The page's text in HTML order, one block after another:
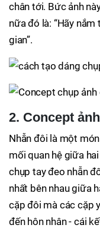
chân tới. Bức ảnh
nữa đó là: “Hãy
gian”.
2. Concept
Nhẫn đôi là một
mối quan hệ giữa
chụp tay đeo nhẫn
nhất bên nhau giữa
cặp đôi mà các cặp
đến hôn nhân - cái